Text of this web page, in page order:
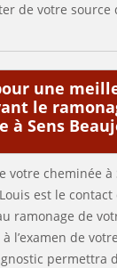
de votre
une
le
à Sens
votre cheminée à
est le contact
ramonage de
l’examen de
permettra